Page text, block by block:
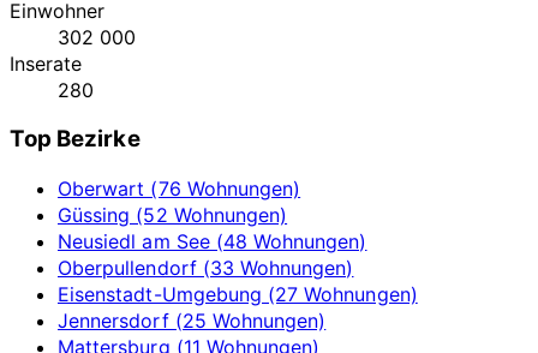
Einwohner
302 000
Inserate
280
Top Bezirke
Oberwart (76 Wohnungen)
Güssing (52 Wohnungen)
Neusiedl am See (48 Wohnungen)
Oberpullendorf (33 Wohnungen)
Eisenstadt-Umgebung (27 Wohnungen)
Jennersdorf (25 Wohnungen)
Mattersburg (11 Wohnungen)